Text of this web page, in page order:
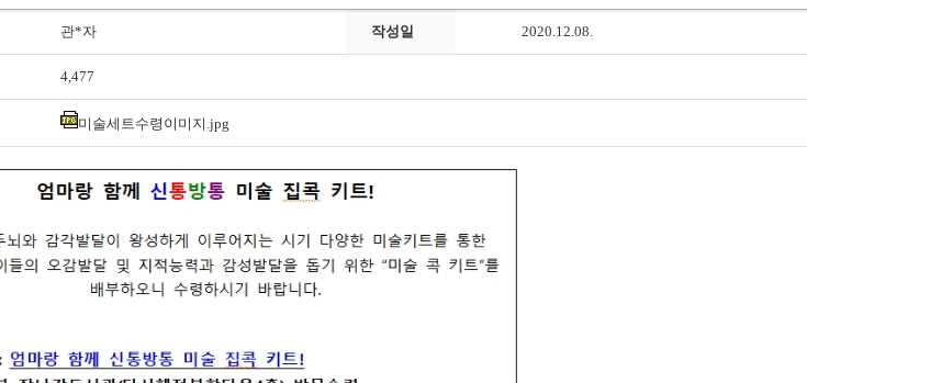
관*자 작성일 2020.12.08.
4,477
미술세트수령이미지.jpg